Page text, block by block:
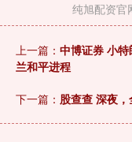
纯旭配资官
上一篇： 中博证券 小
兰和平进程
下一篇： 股查查 深夜